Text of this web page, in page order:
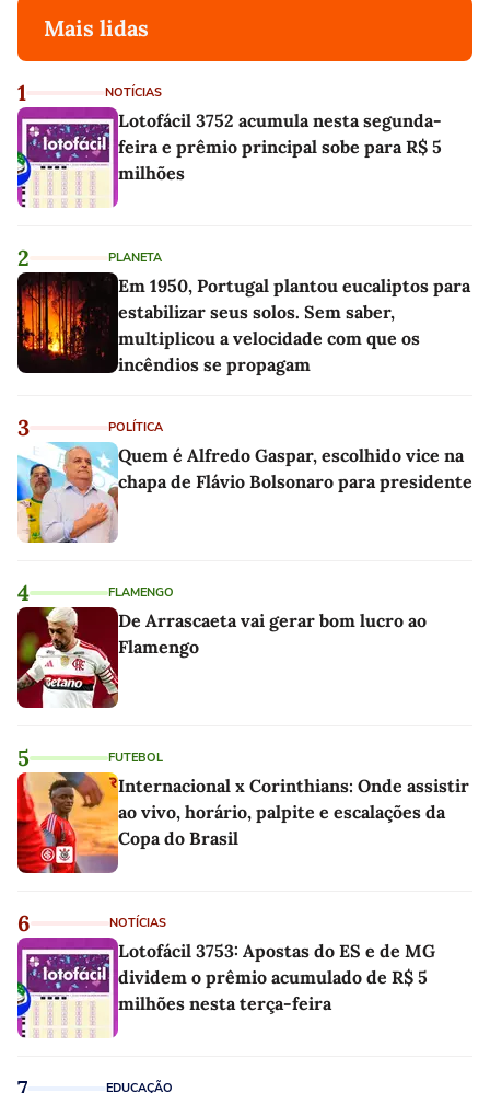
Mais lidas
1 NOTÍCIAS
Lotofácil 3752 acumula nesta segunda-
feira e prêmio principal sobe para R$ 5
milhões
2 PLANETA
Em 1950, Portugal plantou eucaliptos para
estabilizar seus solos. Sem saber,
multiplicou a velocidade com que os
incêndios se propagam
3 POLÍTICA
Quem é Alfredo Gaspar, escolhido vice na
chapa de Flávio Bolsonaro para presidente
4 FLAMENGO
De Arrascaeta vai gerar bom lucro ao
Flamengo
5 FUTEBOL
Internacional x Corinthians: Onde assistir
ao vivo, horário, palpite e escalações da
Copa do Brasil
6 NOTÍCIAS
Lotofácil 3753: Apostas do ES e de MG
dividem o prêmio acumulado de R$ 5
milhões nesta terça-feira
EDUCAÇÃO